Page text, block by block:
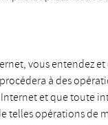
vous entendez et
procédera à des
et que toute
telles opérations de